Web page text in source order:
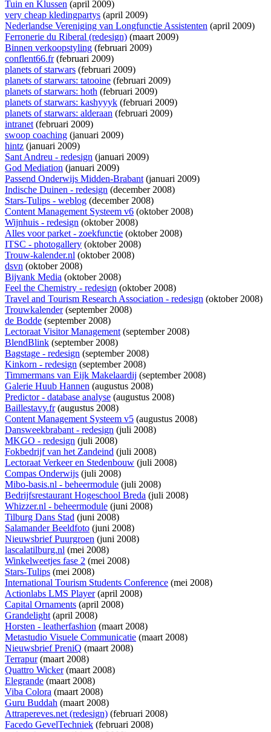
Tuin en Klussen (april 2009)
very cheap kledingpartys (april 2009)
Nederlandse Vereniging van Longfunctie Assistenten (april 2009)
Ferronerie du Riberal (redesign) (maart 2009)
Binnen verkoopstyling (februari 2009)
conflent66.fr(februari 2009)
planets of starwars (februari 2009)
planets of starwars: tatooine (februari 2009)
planets of starwars: hoth (februari 2009)
planets of starwars: kashyyyk (februari 2009)
planets of starwars: alderaan (februari 2009)
intranet(februari 2009)
swoop coaching (januari 2009)
hintz (januari 2009)
Sant Andreu - redesign (januari 2009)
God Mediation (januari 2009)
Passend Onderwijs Midden-Brabant(januari 2009)
Indische Duinen - redesign (december 2008)
Stars-Tulips - weblog (december 2008)
Content Management Systeem v6 (oktober 2008)
Wijnhuis - redesign (oktober 2008)
Alles voor parket - zoekfunctie (oktober 2008)
ITSC - photogallery (oktober 2008)
Trouw-kalender.nl (oktober 2008)
dsvn (oktober 2008)
Bijvank Media (oktober 2008)
Feel the Chemistry - redesign (oktober 2008)
Travel and Tourism Research Association - redesign (oktober 2008)
Trouwkalender(september 2008)
de Bodde (september 2008)
Lectoraat Visitor Management(september 2008)
BlendBlink (september 2008)
Bagstage - redesign (september 2008)
Kinkorn - redesign (september 2008)
Timmermans van Eijk Makelaardij (september 2008)
Galerie Huub Hannen (augustus 2008)
Predictor - database analyse (augustus 2008)
Baillestavy.fr(augustus 2008)
Content Management Systeem v5 (augustus 2008)
Dansweekbrabant - redesign (juli 2008)
MKGO - redesign (juli 2008)
Fokbedrijf van het Zandeind (juli 2008)
Lectoraat Verkeer en Stedenbouw (juli 2008)
Compas Onderwijs (juli 2008)
Mibo-basis.nl - beheermodule (juli 2008)
Bedrijfsrestaurant Hogeschool Breda (juli 2008)
Whizzer.nl - beheermodule (juni 2008)
Tilburg Dans Stad (juni 2008)
Salamander Beeldfoto (juni 2008)
Nieuwsbrief Puurgroen (juni 2008)
lascalatilburg.nl (mei 2008)
Winkelweetjes fase 2 (mei 2008)
Stars-Tulips (mei 2008)
International Tourism Students Conference (mei 2008)
Actionlabs LMS Player(april 2008)
Capital Ornaments (april 2008)
Grandelight(april 2008)
Horsten - leatherfashion (maart 2008)
Metastudio Visuele Communicatie (maart 2008)
Nieuwsbrief PreniQ (maart 2008)
Terrapur(maart 2008)
Quattro Wicker(maart 2008)
Elegrande (maart 2008)
Viba Colora (maart 2008)
Guru Buddah (maart 2008)
Attrapereves.net (redesign) (februari 2008)
Facedo GevelTechniek (februari 2008)